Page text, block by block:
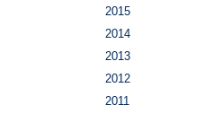
2015
2014
2013
2012
2011